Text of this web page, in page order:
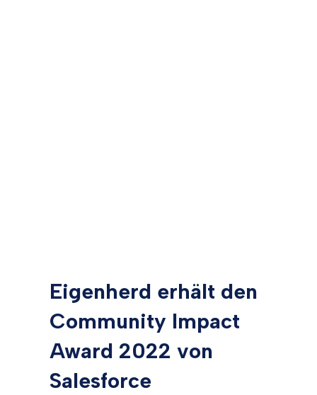
Eigenherd erhält den
Community Impact
Award 2022 von
Salesforce